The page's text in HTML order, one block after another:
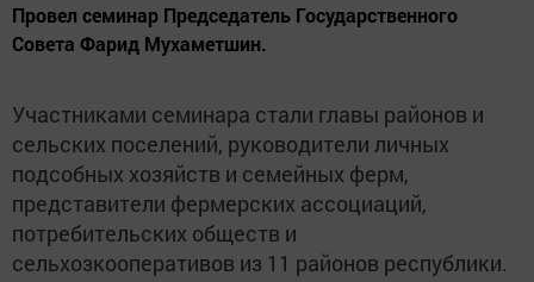
​​​​​​​Провел семинар Председатель Государственного
Совета Фарид Мухаметшин.
Участниками семинара стали главы районов и
сельских поселений, руководители личных
подсобных хозяйств и семейных ферм,
представители фермерских ассоциаций,
потребительских обществ и
сельхозкооперативов из 11 районов республики.